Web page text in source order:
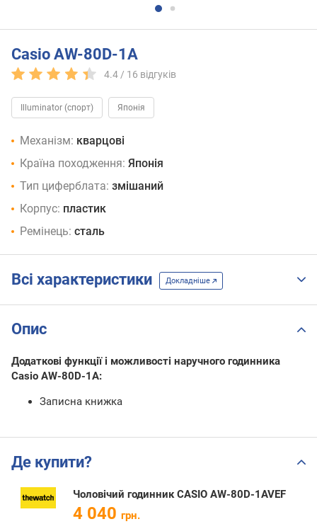
Casio AW-80D-1A
4.4 / 16 відгуків
Illuminator (спорт) Японія
Механізм: кварцові
Країна походження: Японія
Тип циферблата: змішаний
Корпус: пластик
Ремінець: сталь
Всі характеристики Докладніше
Опис
Додаткові функції і можливості наручного годинника
Casio AW-80D-1A:
Записна книжка
Де купити?
Чоловічий годинник CASIO AW-80D-1AVEF
4 040 грн.